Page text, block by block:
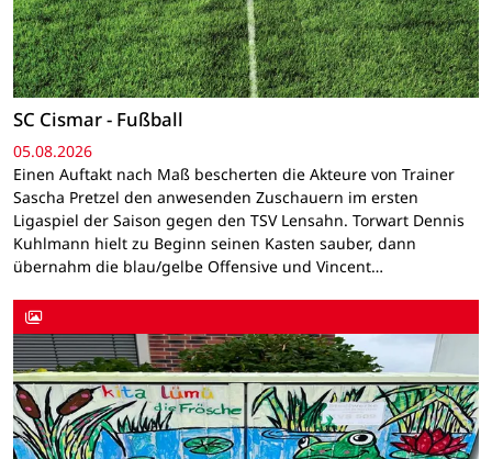
SC Cismar - Fußball
05.08.2026
Einen Auftakt nach Maß bescherten die Akteure von Trainer
Sascha Pretzel den anwesenden Zuschauern im ersten
Ligaspiel der Saison gegen den TSV Lensahn. Torwart Dennis
Kuhlmann hielt zu Beginn seinen Kasten sauber, dann
übernahm die blau/gelbe Offensive und Vincent…